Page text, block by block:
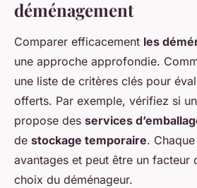
déménagement
Comparer efficacement les
une approche approfondie.
une liste de critères clés pour
offerts. Par exemple, vérifiez si
propose des services
de stockage temporaire.
avantages et peut être un facteur
choix du déménageur.